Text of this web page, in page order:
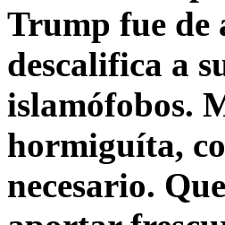
Trump fue de
descalifica a
islamófobos.
hormiguíta,
necesario.